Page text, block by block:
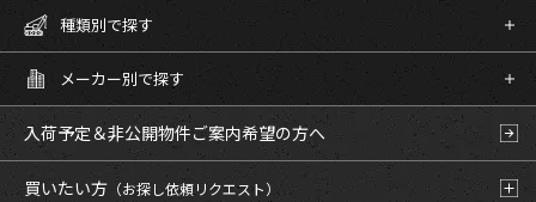
種類別で探す
メーカー別で探す
入荷予定＆非公開物件ご案内希望の方へ
買いたい方 （お探し依頼リクエスト）